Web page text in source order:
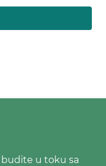
budite u toku sa